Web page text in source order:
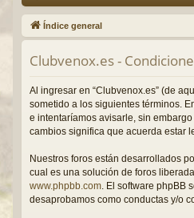
ac
es
rá
pi
do
s
Índice general
Clubvenox.es -
Al ingresar en “Clubvenox.es” (de
sometido a los siguientes términos.
e intentaríamos avisarle, sin
cambios significa que acuerda estar
Nuestros foros están desarrollados
cual es una solución de foros
www.phpbb.com . El software
desaprobamos como conductas y/o